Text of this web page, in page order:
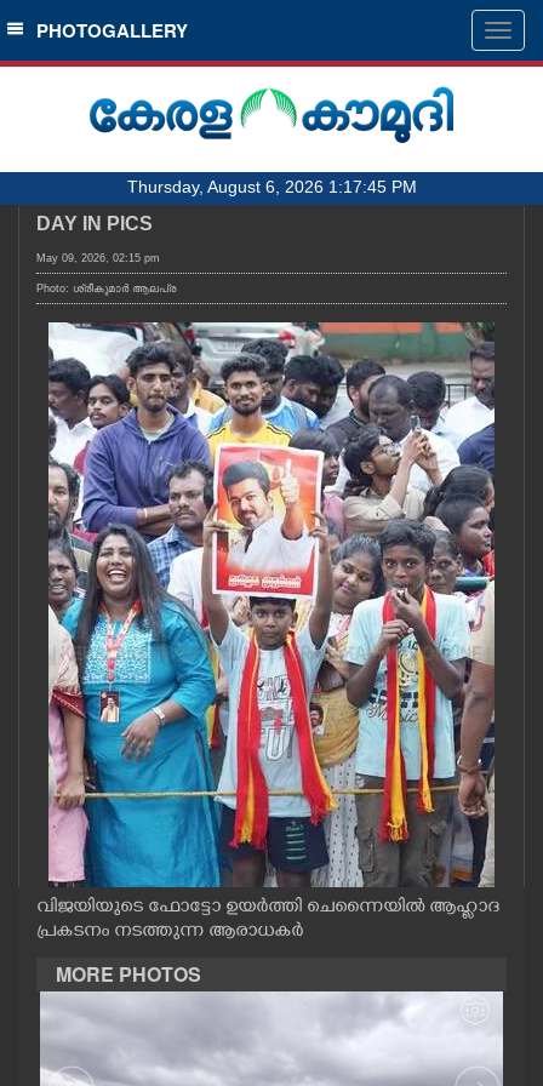
SECTIONS
HOME
NOTIFIED NEWS
KERALA
LOCAL
OBITUARY
NEWS 360
CASE DIARY
CINEMA
OPINION
PHOTOS
LIFESTYLE
SPIRITUAL
INFO+
PHOTOGALLERY
Thursday, August 6, 2026 1:17:45 PM
DAY IN PICS
May 09, 2026, 02:15 pm
Photo: ശ്രീകുമാർ ആലപ്ര
വിജയിയുടെ ഫോട്ടോ ഉയർത്തി ചെന്നൈയിൽ ആഹ്ളാദ
പ്രകടനം നടത്തുന്ന ആരാധകർ
MORE PHOTOS